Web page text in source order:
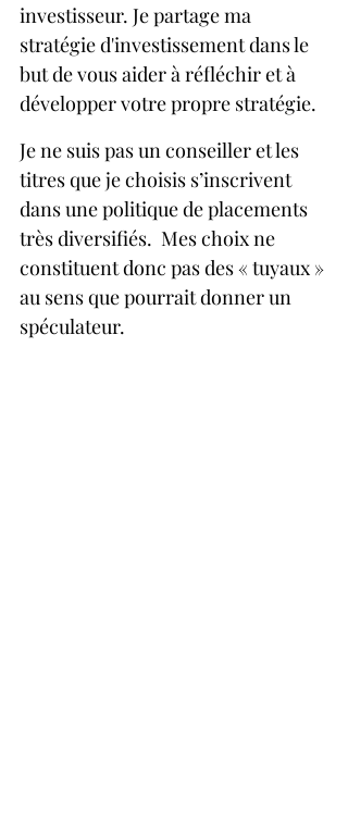
investisseur. Je partage ma
stratégie d'investissement dans le
but de vous aider à réfléchir et à
développer votre propre stratégie.
Je ne suis pas un conseiller et les
titres que je choisis s’inscrivent
dans une politique de placements
très diversifiés.  Mes choix ne
constituent donc pas des « tuyaux »
au sens que pourrait donner un
spéculateur.